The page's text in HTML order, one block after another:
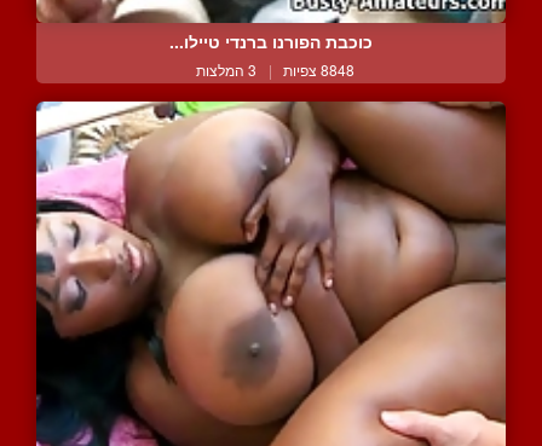
כוכבת הפורנו ברנדי טיילו...
8848 צפיות | 3 המלצות